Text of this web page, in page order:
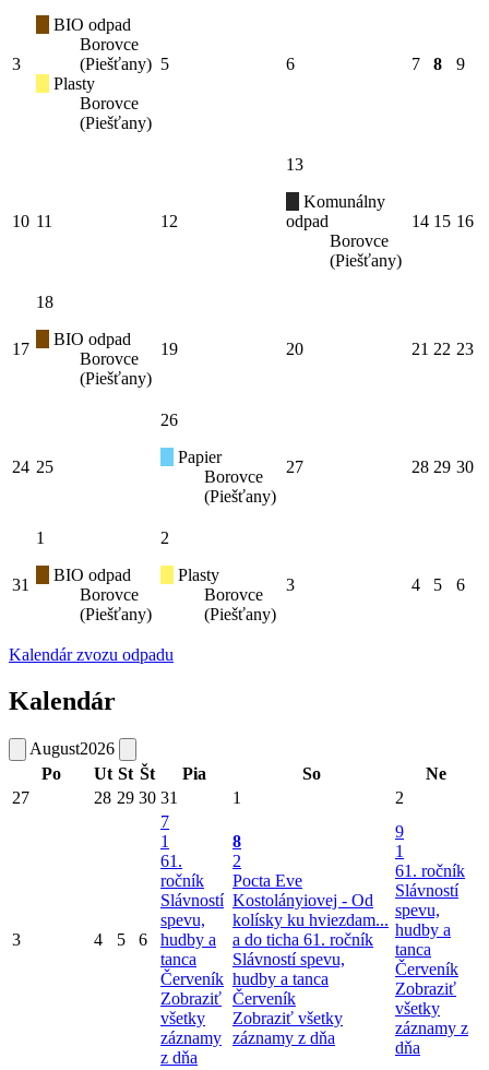
3
BIO odpad
Borovce
(Piešťany)
Plasty
Borovce
(Piešťany)
5 6 7 8 9
10 11 12
13
Komunálny
odpad
Borovce
(Piešťany)
14 15 16
17
18
BIO odpad
Borovce
(Piešťany)
19 20 21 22 23
24 25
26
Papier
Borovce
(Piešťany)
27 28 29 30
31
1
BIO odpad
Borovce
(Piešťany)
2
Plasty
Borovce
(Piešťany)
3 4 5 6
Kalendár zvozu odpadu
Kalendár
August2026
Po
Ut St Št Pia So
Ne
27
28 29 30 31 1 2
3 4 5 6
7
1
61.
ročník
Slávností
spevu,
hudby a
tanca
Červeník
Zobraziť
všetky
záznamy
z dňa
8
2
Pocta Eve
Kostolányiovej - Od
kolísky ku hviezdam...
a do ticha 61. ročník
Slávností spevu,
hudby a tanca
Červeník
Zobraziť všetky
záznamy z dňa
9
1
61. ročník
Slávností
spevu,
hudby a
tanca
Červeník
Zobraziť
všetky
záznamy z
dňa